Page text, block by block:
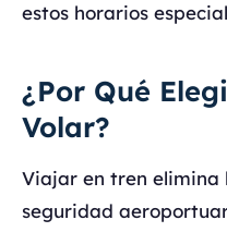
estos horarios
¿Por Qué
Volar?
Viajar en tren elimina
seguridad